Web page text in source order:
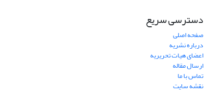
دسترسی سریع
صفحه اصلی
درباره نشریه
اعضای هیات تحریریه
ارسال مقاله
تماس با ما
نقشه سایت